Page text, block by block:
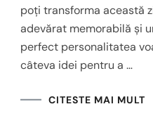
poți transforma această
adevărat memorabilă și
perfect personalitatea
câteva idei pentru a …
CITESTE MAI MULT